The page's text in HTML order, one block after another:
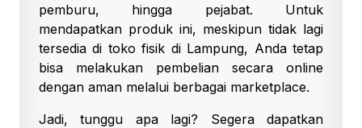
pemburu, hingga pejabat. Untuk
mendapatkan produk ini, meskipun tidak lagi
tersedia di toko fisik di Lampung, Anda tetap
bisa melakukan pembelian secara online
dengan aman melalui berbagai marketplace.
Jadi, tunggu apa lagi? Segera dapatkan